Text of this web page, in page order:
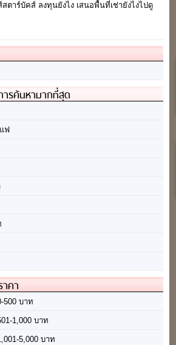
ตาร์บัคส์ ลงทุนยังไง เสนอพื้นที่เช่ายังไงไปดู
ารค้นหามากที่สุด
ฟ
คา
500 บาท
1,000 บาท
5,000 บาท